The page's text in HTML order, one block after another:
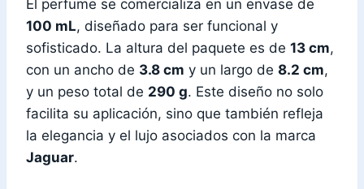
El perfume se comercializa en un envase de
100 mL, diseñado para ser funcional y
sofisticado. La altura del paquete es de 13 cm,
con un ancho de 3.8 cm y un largo de 8.2 cm,
y un peso total de 290 g. Este diseño no solo
facilita su aplicación, sino que también refleja
la elegancia y el lujo asociados con la marca
Jaguar.